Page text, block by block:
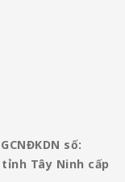
số:
Tây Ninh cấp